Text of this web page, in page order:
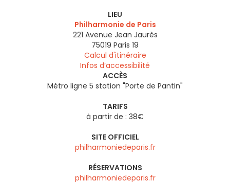
LIEU
Philharmonie de Paris
221 Avenue Jean Jaurès
75019 Paris 19
Calcul d'itinéraire
Infos d’accessibilité
ACCÈS
Métro ligne 5 station "Porte de Pantin"
TARIFS
à partir de : 38€
SITE OFFICIEL
philharmoniedeparis.fr
RÉSERVATIONS
philharmoniedeparis.fr